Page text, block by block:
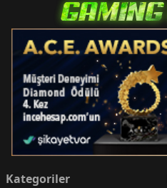
Kategoriler